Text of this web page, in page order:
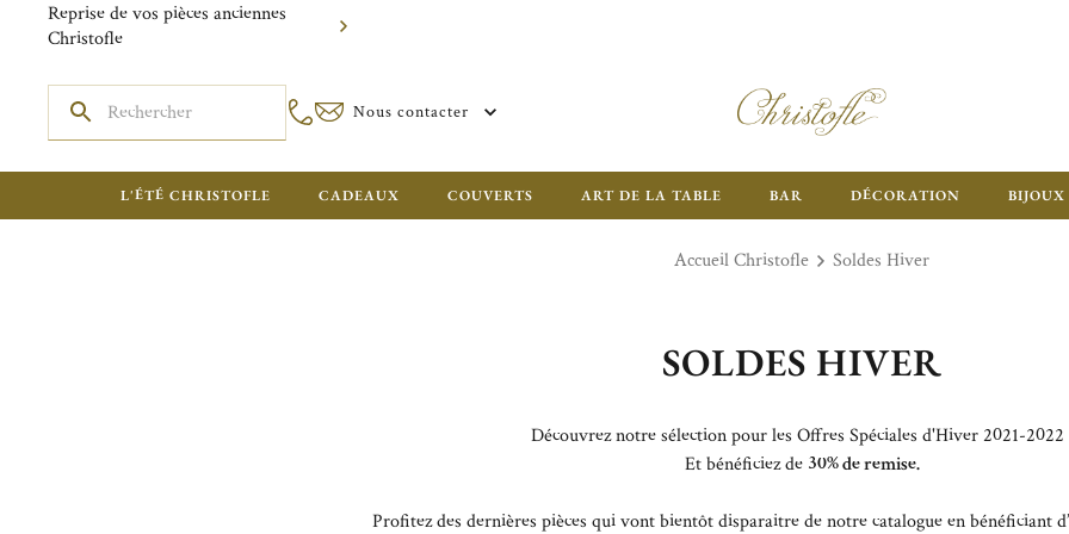
Reprise de vos pièces anciennes
Christofle
Nous contacter
L'ÉTÉ CHRISTOFLE CADEAUX COUVERTS ART DE LA TABLE BAR DÉCORATION BIJOUX
Accueil Christofle Soldes Hiver
SOLDES HIVER
Découvrez notre sélection pour les Offres Spéciales d'Hiver 2021-2022
Et bénéficiez de 30% de remise.
Profitez des dernières pièces qui vont bientôt disparaitre de notre catalogue en bénéficiant